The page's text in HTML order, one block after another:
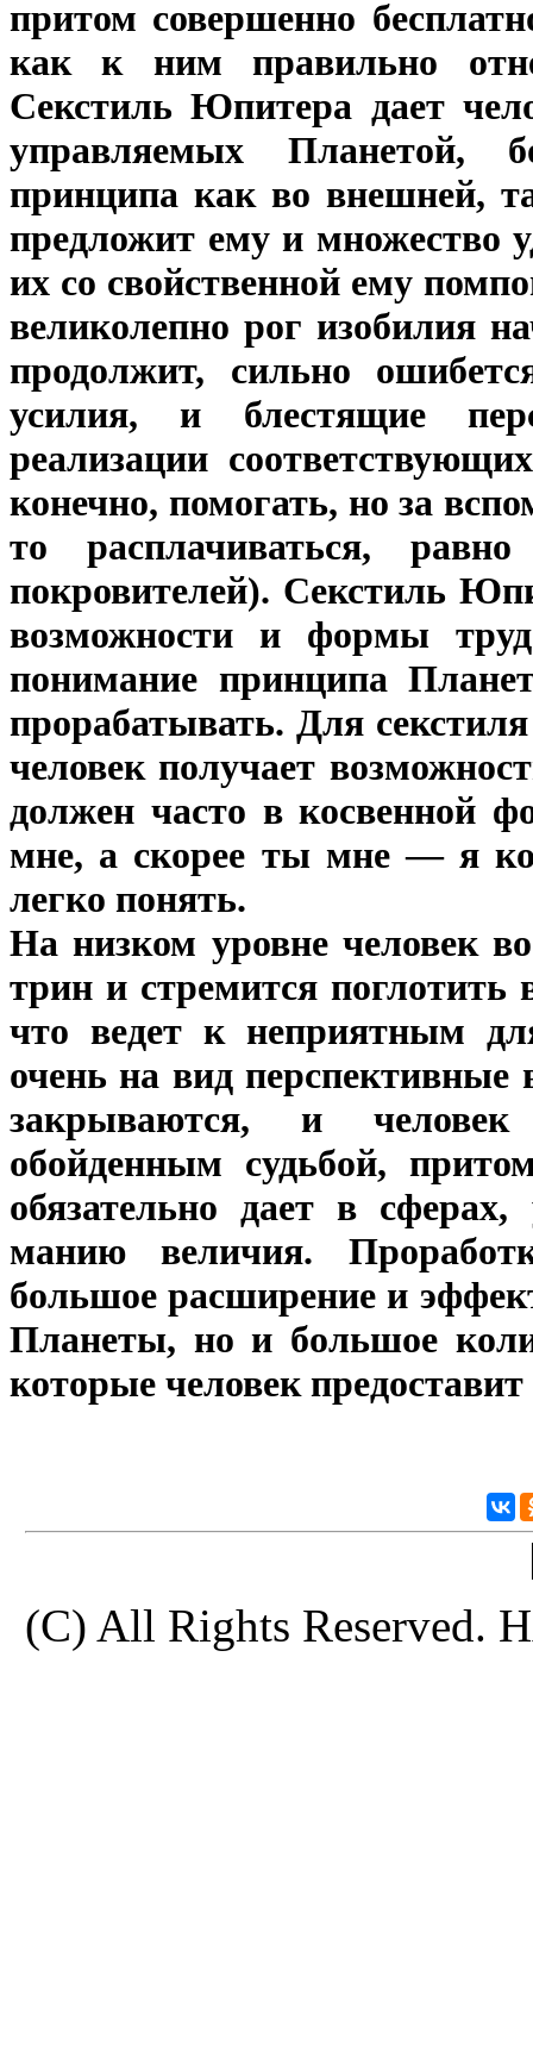
притом совершенно
как к ним правильно
Секстиль Юпитера дает
управляемых Планетой,
принципа как во внешней,
предложит ему и множество
их со свойственной ему
великолепно рог изобилия
продолжит, сильно
усилия, и блестящие
реализации
конечно, помогать, но за
то расплачиваться,
покровителей). Секстиль
возможности и формы
понимание принципа
прорабатывать. Для
человек получает
должен часто в косвенной
мне, а скорее ты мне — я
легко понять.
На низком уровне человек
трин и стремится поглотить
что ведет к неприятным
очень на вид перспективные
закрываются, и человек
обойденным судьбой,
обязательно дает в
манию величия.
большое расширение и
Планеты, но и большое
которые человек
(C) All Rights